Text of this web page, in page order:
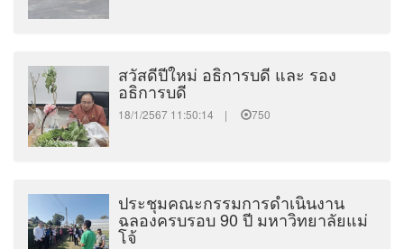
สวัสดีปีใหม่ อธิการบดี และ รอง
อธิการบดี
18/1/2567 11:50:14 | 750
ประชุมคณะกรรมการดำเนินงาน
ฉลองครบรอบ 90 ปี มหาวิทยาลัยแม่
โจ้